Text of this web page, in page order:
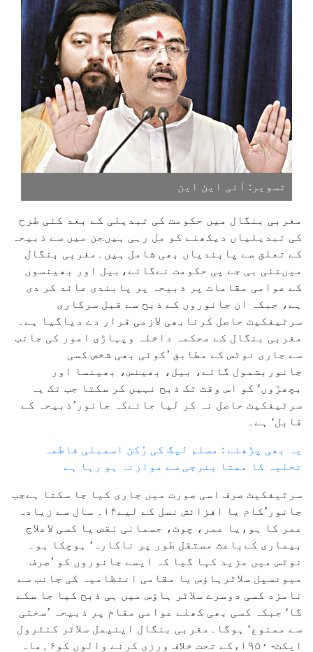
تسویر: آئی این این
مغربی بنگال میں حکومت کی تبدیلی کے بعد کئی طرح
کی تبدیلیاں دیکھنے کو مل رہی ہیںجن میں سے ذبیحہ
کے تعلق سے پابندیاں بھی شامل ہیں۔مغربی بنگال
میںنئی بی جے پی حکومت نےگائے،بیل اور بھینسوں
کے عوامی مقامات پر ذبیحہ پر پابندی عائد کر دی
ہے، جبکہ ان جانوروں کے ذبح سے قبل سرکاری
سرٹیفکیٹ حاصل کرنابھی لازمی قرار دے دیاگیا ہے۔
مغربی بنگال کے محکمہ داخلہ وپہاڑی امور کی جانب
سے جاری نوٹس کے مطابق ’کوئی بھی شخص کسی
جانوربشمول گائے، بیل، بھینس، بھینسا اور
بچھڑوں‘ کو اس وقت تک ذبح نہیں کر سکتا جب تک یہ
سرٹیفکیٹ حاصل نہ کر لیا جائےکہ جانور’ذبیحہ کے
قابل‘ ہے۔
یہ بھی پڑھئے : مسلم لیگ کی رُکن اسمبلی فاطمہ
تحلیہ کا ممتا بنرجی سے موازنہ ہو رہا ہے
سرٹیفکیٹ صرف اسی صورت میں جاری کیا جا سکتا ہےجب
جانور’کام یا افزائش نسل کے لیے۱۴؍ سال سے زیادہ
عمر کا ہو،یا عمر، چوٹ، جسمانی نقص یا کسی لاعلاج
بیماری کےباعث مستقل طور پر ناکارہ‘ ہوچکا ہو۔
نوٹس میں مزید کہا گیا کہ ایسے جانوروں کو ’صرف
میونسپل سلاٹرہاؤس یا مقامی انتظامیہ کی جانب سے
نامزد کسی دوسرے سلاٹر ہاؤس میں ہی ذبح کیا جا سکے
گا‘ جبکہ کسی بھی کھلے عوامی مقام پر ذبیحہ ’سختی
سے ممنوع‘ ہوگا۔مغربی بنگال اینیمل سلاٹر کنٹرول
ایکٹ- ۱۹۵۰ءکے تحت خلاف ورزی کرنے والوں کو۶؍ماہ